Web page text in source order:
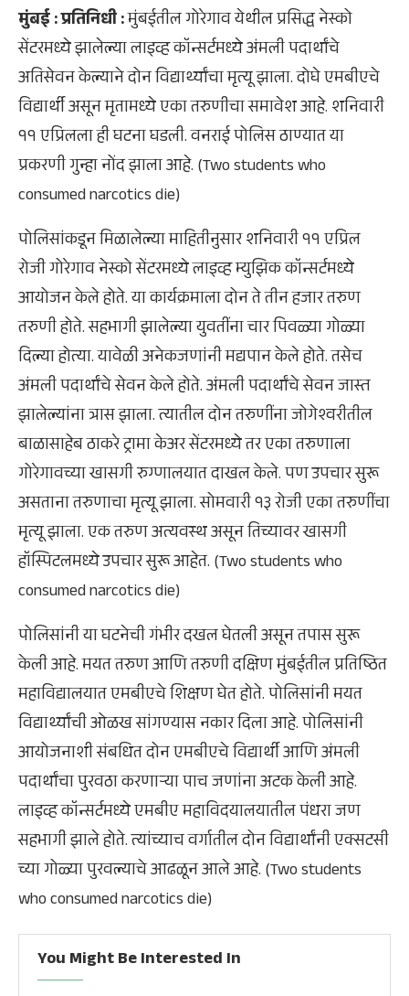
मुंबई : प्रतिनिधी :मुंबईतील गोरेगाव येथील प्रसिद्ध नेस्को
सेंटरमध्ये झालेल्या लाइव्ह कॉन्सर्टमध्ये अंमली पदार्थांचे
अतिसेवन केल्याने दोन विद्यार्थ्यांचा मृत्यू झाला. दोघे एमबीएचे
विद्यार्थी असून मृतामध्ये एका तरुणीचा समावेश आहे. शनिवारी
११ एप्रिलला ही घटना घडली. वनराई पोलिस ठाण्यात या
प्रकरणी गुन्हा नोंद झाला आहे. (Two students who
consumed narcotics die)
पोलिसांकडून मिळालेल्या माहितीनुसार शनिवारी ११ एप्रिल
रोजी गोरेगाव नेस्को सेंटरमध्ये लाइव्ह म्युझिक कॉन्सर्टमध्ये
आयोजन केले होते. या कार्यक्रमाला दोन ते तीन हजार तरुण
तरुणी होते. सहभागी झालेल्या युवतींना चार पिवळ्या गोळ्या
दिल्या होत्या. यावेळी अनेकजणांनी मद्यपान केले होते. तसेच
अंमली पदार्थांचे सेवन केले होते. अंमली पदार्थांचे सेवन जास्त
झालेल्यांना त्रास झाला. त्यातील दोन तरुणींना जोगेश्वरीतील
बाळासाहेब ठाकरे ट्रामा केअर सेंटरमध्ये तर एका तरुणाला
गोरेगावच्या खासगी रुग्णालयात दाखल केले. पण उपचार सुरू
असताना तरुणाचा मृत्यू झाला. सोमवारी १३ रोजी एका तरुणींचा
मृत्यू झाला. एक तरुण अत्यवस्थ असून तिच्यावर खासगी
हॉस्पिटलमध्ये उपचार सुरू आहेत. (Two students who
consumed narcotics die)
पोलिसांनी या घटनेची गंभीर दखल घेतली असून तपास सुरू
केली आहे. मयत तरुण आणि तरुणी दक्षिण मुंबईतील प्रतिष्ठित
महाविद्यालयात एमबीएचे शिक्षण घेत होते. पोलिसांनी मयत
विद्यार्थ्यांची ओळख सांगण्यास नकार दिला आहे. पोलिसांनी
आयोजनाशी संबधित दोन एमबीएचे विद्यार्थी आणि अंमली
पदार्थांचा पुरवठा करणाऱ्या पाच जणांना अटक केली आहे.
लाइव्ह कॉन्सर्टमध्ये एमबीए महाविदयालयातील पंधरा जण
सहभागी झाले होते. त्यांच्याच वर्गातील दोन विद्यार्थांनी एक्सटसी
च्या गोळ्या पुरवल्याचे आढळून आले आहे. (Two students
who consumed narcotics die)
You Might Be Interested In